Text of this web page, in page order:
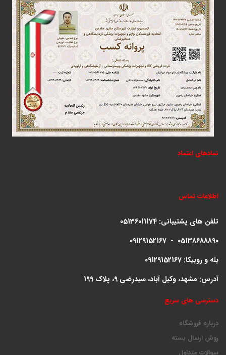
نمادهای اعتماد
اطلاعات تماس
تلفن های پشتیبانی: 05136011174
09129152167 - 05138688890
بله و روبیکا: 09129152167
آدرس: مشهد، وکیل آباد، سیدرضی 9، پلاک 199
دسترسی های سریع
درباره فروشگاه
روش ارسال بسته